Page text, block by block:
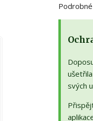
svých